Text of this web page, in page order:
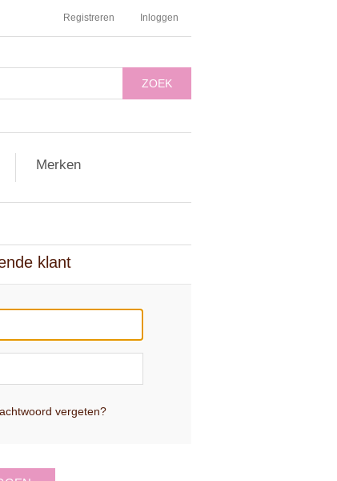
Registreren Inloggen
ZOEK
Merken
klant
vergeten?